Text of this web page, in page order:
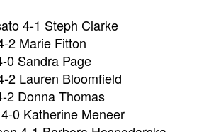
4-1 Steph Clarke
2 Marie Fitton
0 Sandra Page
2 Lauren Bloomfield
2 Donna Thomas
0 Katherine Meneer